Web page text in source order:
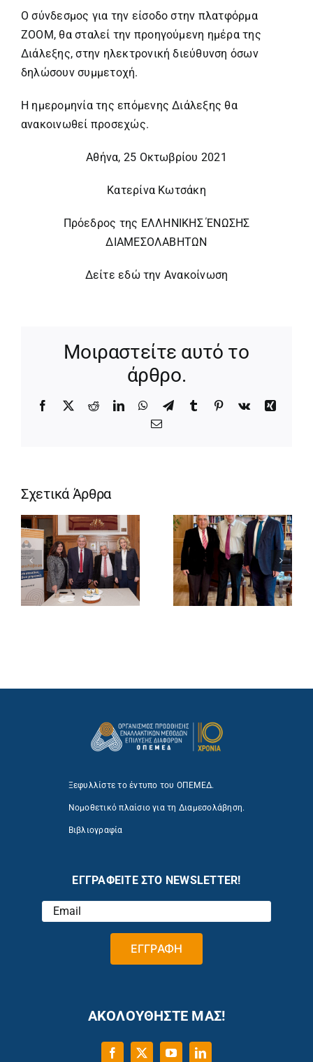
Ο σύνδεσμος για την είσοδο στην πλατφόρμα
ZOOM, θα σταλεί την προηγούμενη ημέρα της
Διάλεξης, στην ηλεκτρονική διεύθυνση όσων
δηλώσουν συμμετοχή.
Η ημερομηνία της επόμενης Διάλεξης θα
ανακοινωθεί προσεχώς.
Αθήνα, 25 Οκτωβρίου 2021
Κατερίνα Κωτσάκη
Πρόεδρος της ΕΛΛΗΝΙΚΗΣ ΈΝΩΣΗΣ
ΔΙΑΜΕΣΟΛΑΒΗΤΩΝ
Δείτε εδώ την Ανακοίνωση
Μοιραστείτε αυτό το
άρθρο.
Facebook
X RedditLinkedInWhatsApp
TelegramTumblr Pinterest
Vk
Xing
Email
Σχετικά Άρθρα
Ξεφυλλίστε το έντυπο του ΟΠΕΜΕΔ.
Νομοθετικό πλαίσιο για τη Διαμεσολάβηση.
Βιβλιογραφία
ΕΓΓΡΑΦΕΙΤΕ ΣΤΟ NEWSLETTER!
ΑΚΟΛΟΥΘΗΣΤΕ ΜΑΣ!